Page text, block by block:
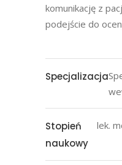
komunikację z
podejście do
Specjalizacja
Stopień
naukowy
lek.